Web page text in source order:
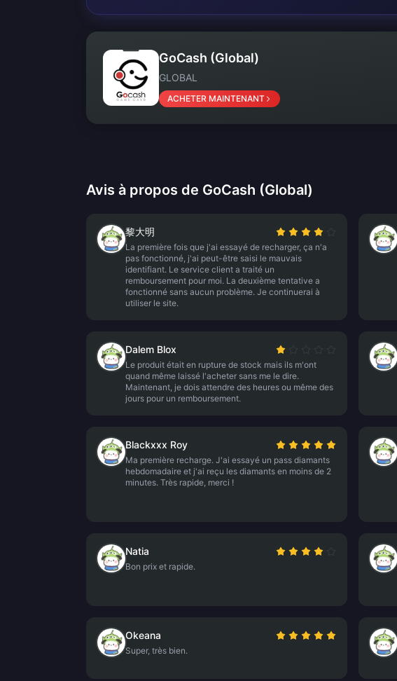
GoCash (Global)
GLOBAL
ACHETER MAINTENANT
Avis à propos de GoCash (Global)
黎大明
La première fois que j'ai essayé de recharger, ça n'a
pas fonctionné, j'ai peut-être saisi le mauvais
identifiant. Le service client a traité un
remboursement pour moi. La deuxième tentative a
fonctionné sans aucun problème. Je continuerai à
utiliser le site.
Dalem Blox
Le produit était en rupture de stock mais ils m'ont
quand même laissé l'acheter sans me le dire.
Maintenant, je dois attendre des heures ou même des
jours pour un remboursement.
Blackxxx Roy
Ma première recharge. J'ai essayé un pass diamants
hebdomadaire et j'ai reçu les diamants en moins de 2
minutes. Très rapide, merci !
Natia
Bon prix et rapide.
Okeana
Super, très bien.